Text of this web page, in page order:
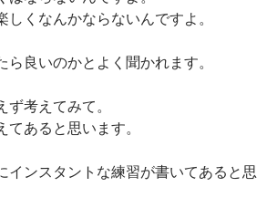
しくなんかならないんですよ。
ら良いのかとよく聞かれます。
ず考えてみて。
てあると思います。
インスタントな練習が書いてあると思